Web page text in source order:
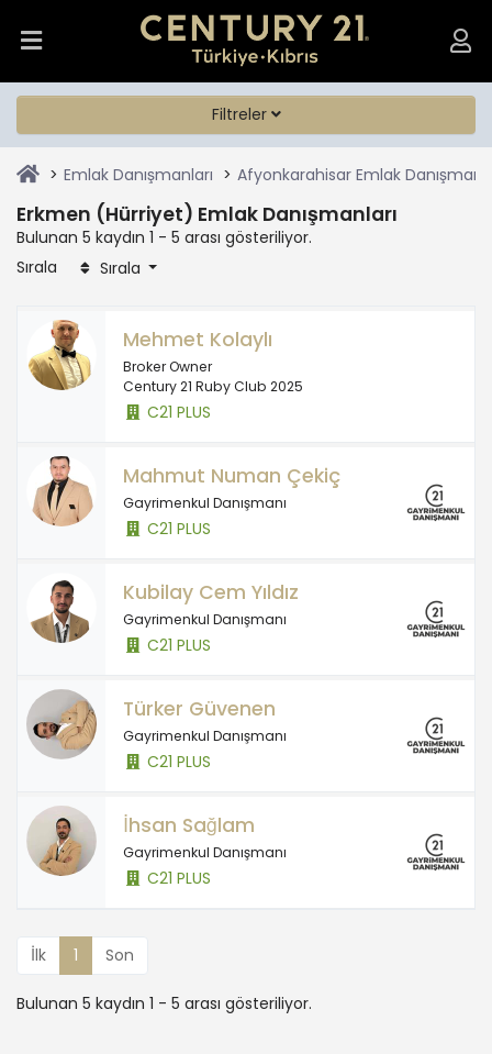
Filtreler
Emlak Danışmanları Afyonkarahisar Emlak
Erkmen (Hürriyet) Emlak Danışmanları
Bulunan 5 kaydın 1 - 5 arası gösteriliyor.
Sırala
Sırala
Mehmet Kolaylı
Broker Owner
Century 21 Ruby Club 2025
C21 PLUS
Mahmut Numan Çekiç
Gayrimenkul Danışmanı
C21 PLUS
Kubilay Cem Yıldız
Gayrimenkul Danışmanı
C21 PLUS
Türker Güvenen
Gayrimenkul Danışmanı
C21 PLUS
İhsan Sağlam
Gayrimenkul Danışmanı
C21 PLUS
İlk 1 Son
Bulunan 5 kaydın 1 - 5 arası gösteriliyor.